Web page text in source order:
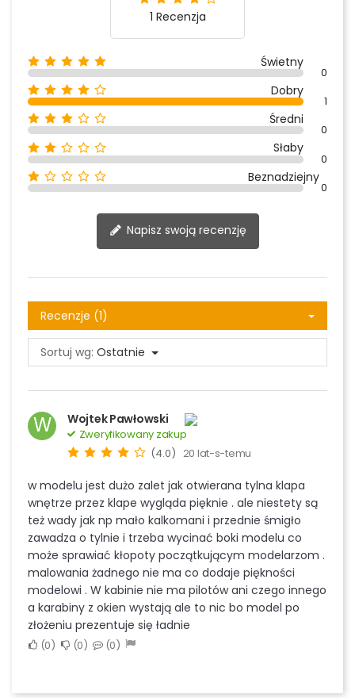
1 Recenzja
Świetny
0
Dobry
1
Średni
0
Słaby
0
Beznadziejny
0
Napisz swoją recenzję
Recenzje (1)
Sortuj wg: Ostatnie
W Wojtek Pawłowski
Zweryfikowany zakup
(4.0) 20 lat-s-temu
w modelu jest dużo zalet jak otwierana tylna klapa
wnętrze przez klape wygląda pięknie . ale niestety są
też wady jak np mało kalkomani i przednie śmigło
zawadza o tylnie i trzeba wycinać boki modelu co
może sprawiać kłopoty początkującym modelarzom .
malowania żadnego nie ma co dodaje piękności
modelowi . W kabinie nie ma pilotów ani czego innego
a karabiny z okien wystają ale to nic bo model po
złożeniu prezentuje się ładnie
0 0 0